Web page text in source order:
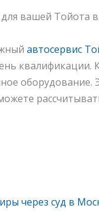
вашей Тойота
автосервис
через суд в